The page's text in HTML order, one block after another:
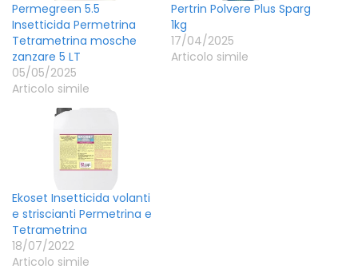
Permegreen 5.5
Insetticida Permetrina
Tetrametrina mosche
zanzare 5 LT
05/05/2025
Articolo simile
Pertrin Polvere Plus Sparg
1kg
17/04/2025
Articolo simile
Ekoset Insetticida volanti
e striscianti Permetrina e
Tetrametrina
18/07/2022
Articolo simile